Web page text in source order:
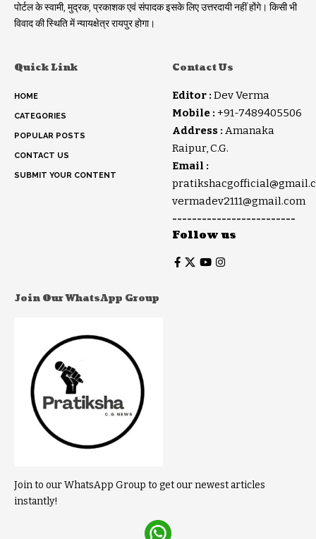
पोर्टल के स्वामी, मुद्रक, प्रकाशक एवं संपादक इसके लिए उत्तरदायी नहीं होंगे। किसी भी
विवाद की स्थिति में न्यायक्षेत्र रायपुर होगा।
Quick Link
HOME
CATEGORIES
POPULAR POSTS
CONTACT US
SUBMIT YOUR CONTENT
Contact Us
Editor : Dev Verma
Mobile : +91-7489405506
Address : Amanaka
Raipur, C.G.
Email :
vermadev2111@gmail.com
-------------------------
Follow us
Join Our WhatsApp Group
Join to our WhatsApp Group to get our newest articles
instantly!